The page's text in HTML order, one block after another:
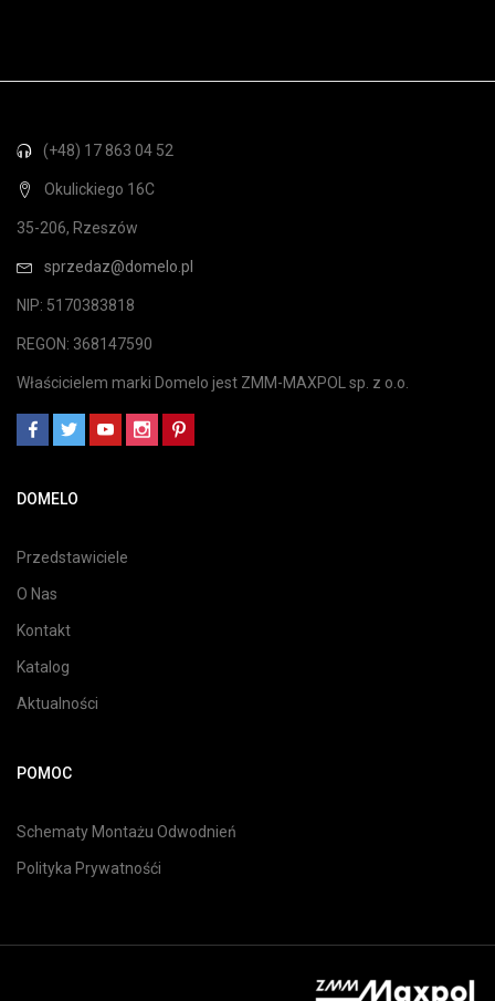
(+48) 17 863 04 52
Okulickiego 16C
35-206, Rzeszów
sprzedaz@domelo.pl
NIP: 5170383818
REGON: 368147590
Właścicielem marki Domelo jest ZMM-MAXPOL sp. z o.o.
DOMELO
Przedstawiciele
O Nas
Kontakt
Katalog
Aktualności
POMOC
Schematy Montażu Odwodnień
Polityka Prywatnośći